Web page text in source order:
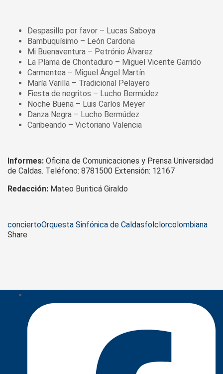
Despasillo por favor – Lucas Saboya
Bambuquísimo – León Cardona
Mi Buenaventura – Petrónio Álvarez
La Plama de Chontaduro – Miguel Vicente Garrido
Carmentea – Miguel Ángel Martín
María Varilla – Tradicional Pelayero
Fiesta de negritos – Lucho Bermúdez
Noche Buena – Luis Carlos Meyer
Danza Negra – Lucho Bermúdez
Caribeando – Victoriano Valencia
Informes: Oficina de Comunicaciones y Prensa Universidad
de Caldas. Teléfono: 8781500 Extensión: 12167
Redacción: Mateo Buriticá Giraldo
Tags
conciertoOrquesta Sinfónica de Caldasfolclorcolombiana
Share